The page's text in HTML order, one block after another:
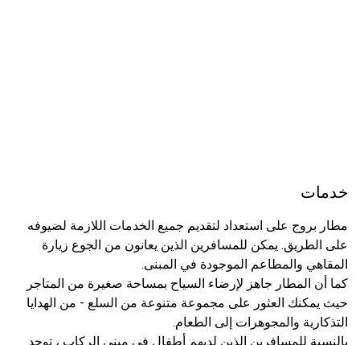
خدمات
مطار بروج على استعداد لتقديم جميع الخدمات اللازمة لضيوفه
على الطريق. يمكن للمسافرين الذين يعانون من الجوع زيارة
المقاهي والمطاعم الموجودة في المبنى.
كما أن المطار جاهز لإرضاء السياح بمساحة صغيرة من المتاجر
حيث يمكنك العثور على مجموعة متنوعة من السلع - من الهدايا
التذكارية والمجوهرات إلى الطعام.
بالنسبة للمسافرين الذين لديهم أطفال في مبنى الركاب ، توجد